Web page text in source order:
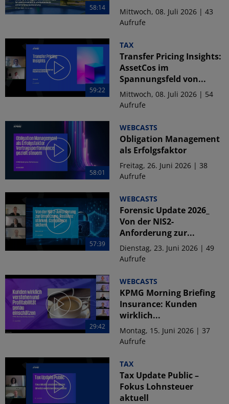
58:14
Mittwoch, 08. Juli 2026 | 43
Aufrufe
59:22
TAX
Transfer Pricing Insights:
AssetCos im
Spannungsfeld von...
Mittwoch, 08. Juli 2026 | 54
Aufrufe
58:01
WEBCASTS
Obligation Management
als Erfolgsfaktor
Freitag, 26. Juni 2026 | 38
Aufrufe
57:39
WEBCASTS
Forensic Update 2026_
Von der NIS2-
Anforderung zur...
Dienstag, 23. Juni 2026 | 49
Aufrufe
29:42
WEBCASTS
KPMG Morning Briefing
Insurance: Kunden
wirklich...
Montag, 15. Juni 2026 | 37
Aufrufe
TAX
Tax Update Public –
Fokus Lohnsteuer
aktuell